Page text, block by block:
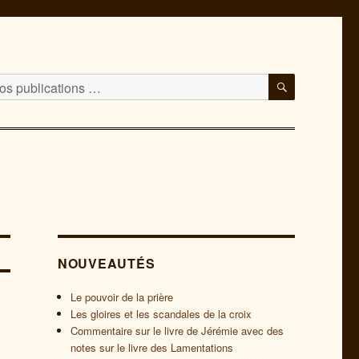
NOUVEAUTÉS
Le pouvoir de la prière
Les gloires et les scandales de la croix
Commentaire sur le livre de Jérémie avec des
notes sur le livre des Lamentations